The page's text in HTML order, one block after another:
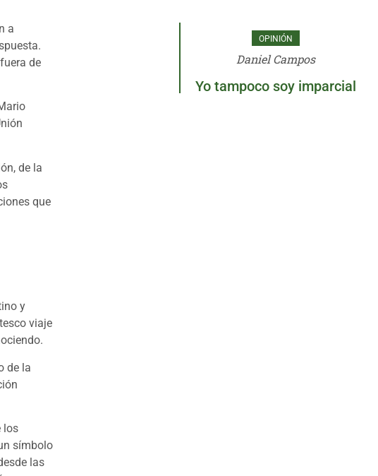
a
de
de la
que
y
viaje
de la
los
símbolo
las
OPINIÓN
Daniel Campos
Yo tampoco soy imparcial